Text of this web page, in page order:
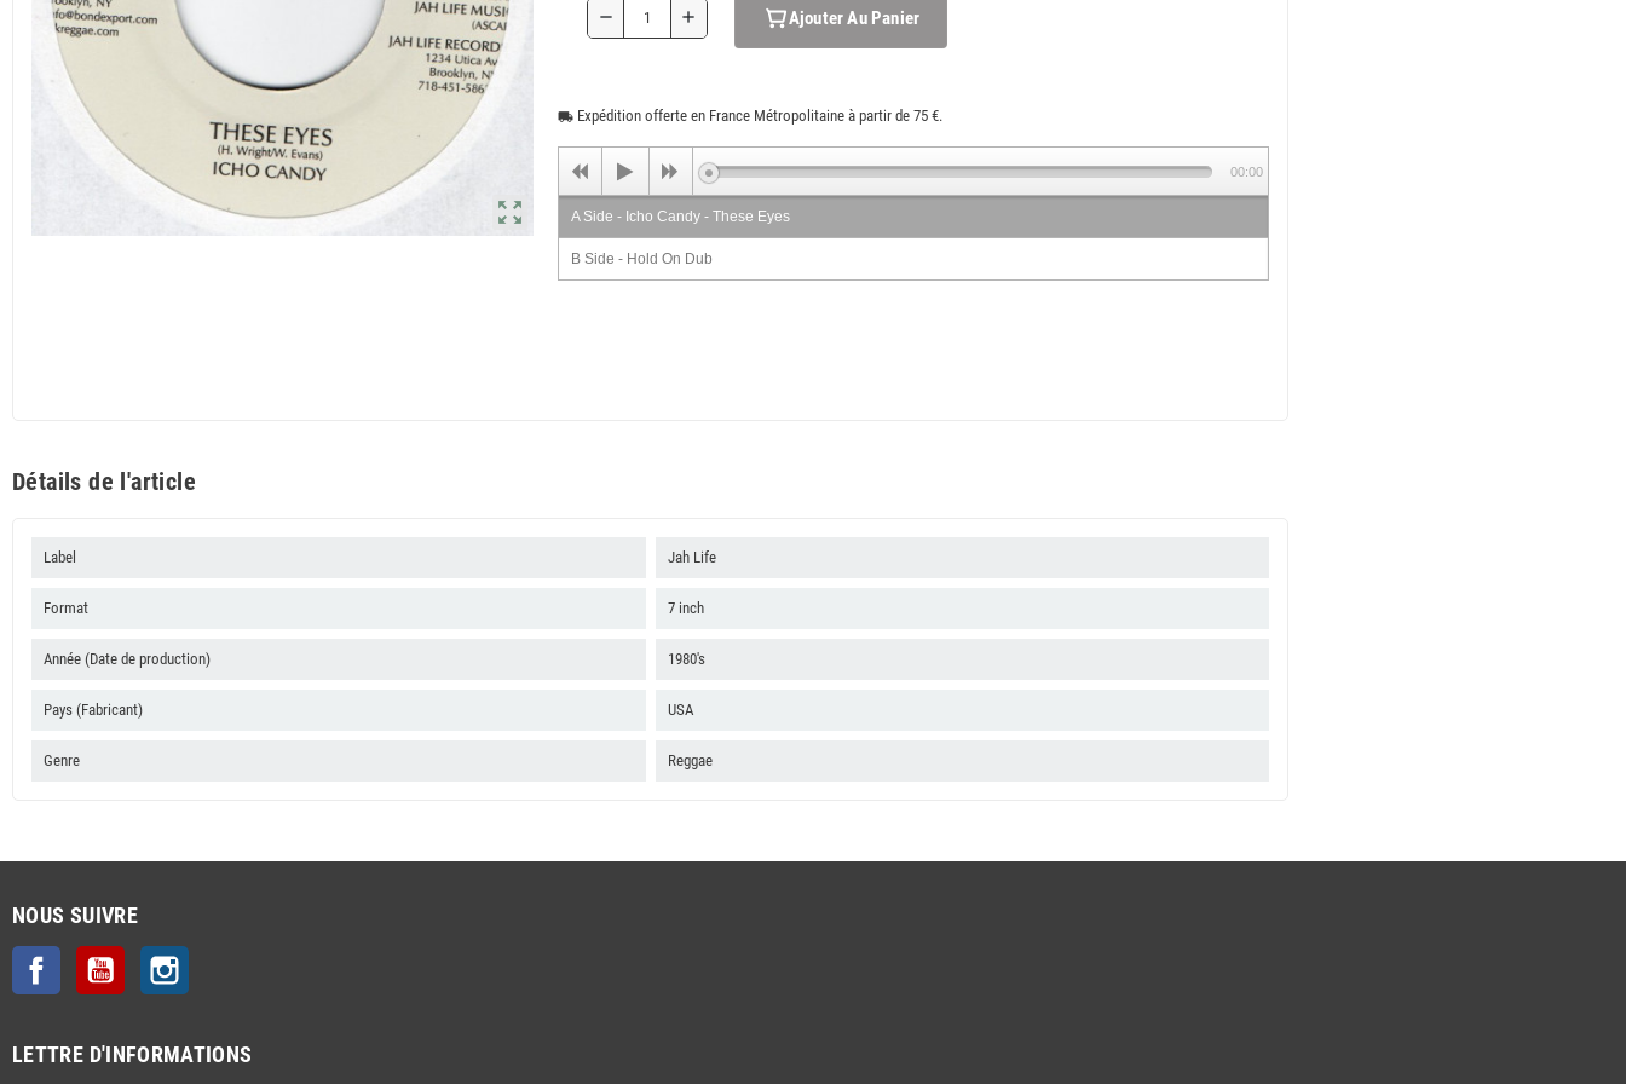
zoom_out_map
remove add Ajouter Au Panier
local_shippingExpédition offerte en France Métropolitaine à partir de 75 €.
A Side - Icho Candy - These Eyes
B Side - Hold On Dub
00:00
Détails de l'article
Label Jah Life
Format 7 inch
Année (Date de production) 1980's
Pays (Fabricant) USA
Genre Reggae
NOUS SUIVRE
Facebook YouTube
LETTRE D'INFORMATIONS